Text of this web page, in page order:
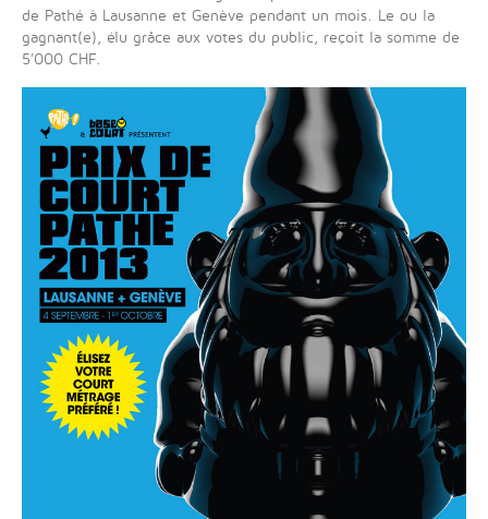
de Pathé à Lausanne et Genève pendant un mois. Le ou la
gagnant(e), élu grâce aux votes du public, reçoit la somme de
5'000 CHF.